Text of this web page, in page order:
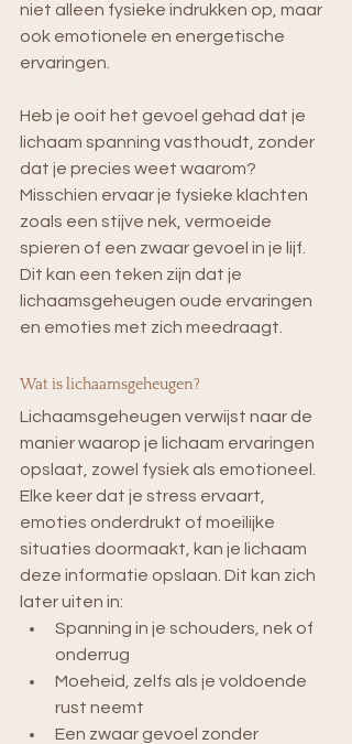
niet alleen fysieke indrukken op, maar
ook emotionele en energetische
ervaringen.
Heb je ooit het gevoel gehad dat je
lichaam spanning vasthoudt, zonder
dat je precies weet waarom?
Misschien ervaar je fysieke klachten
zoals een stijve nek, vermoeide
spieren of een zwaar gevoel in je lijf.
Dit kan een teken zijn dat je
lichaamsgeheugen oude ervaringen
en emoties met zich meedraagt.
Wat is lichaamsgeheugen?
Lichaamsgeheugen verwijst naar de
manier waarop je lichaam ervaringen
opslaat, zowel fysiek als emotioneel.
Elke keer dat je stress ervaart,
emoties onderdrukt of moeilijke
situaties doormaakt, kan je lichaam
deze informatie opslaan. Dit kan zich
later uiten in:
Spanning in je schouders, nek of
onderrug
Moeheid, zelfs als je voldoende
rust neemt
Een zwaar gevoel zonder